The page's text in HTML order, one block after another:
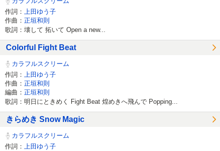
作詞：
上田ゆう子
作曲： 正垣和則
歌詞：壊して 拓いて Open a new...
Colorful Fight Beat
カラフルスクリーム
作詞：
上田ゆう子
作曲： 正垣和則
編曲： 正垣和則
歌詞：明日にときめく Fight Beat 煌めきへ飛んで Popping...
きらめき Snow Magic
カラフルスクリーム
作詞：
上田ゆう子